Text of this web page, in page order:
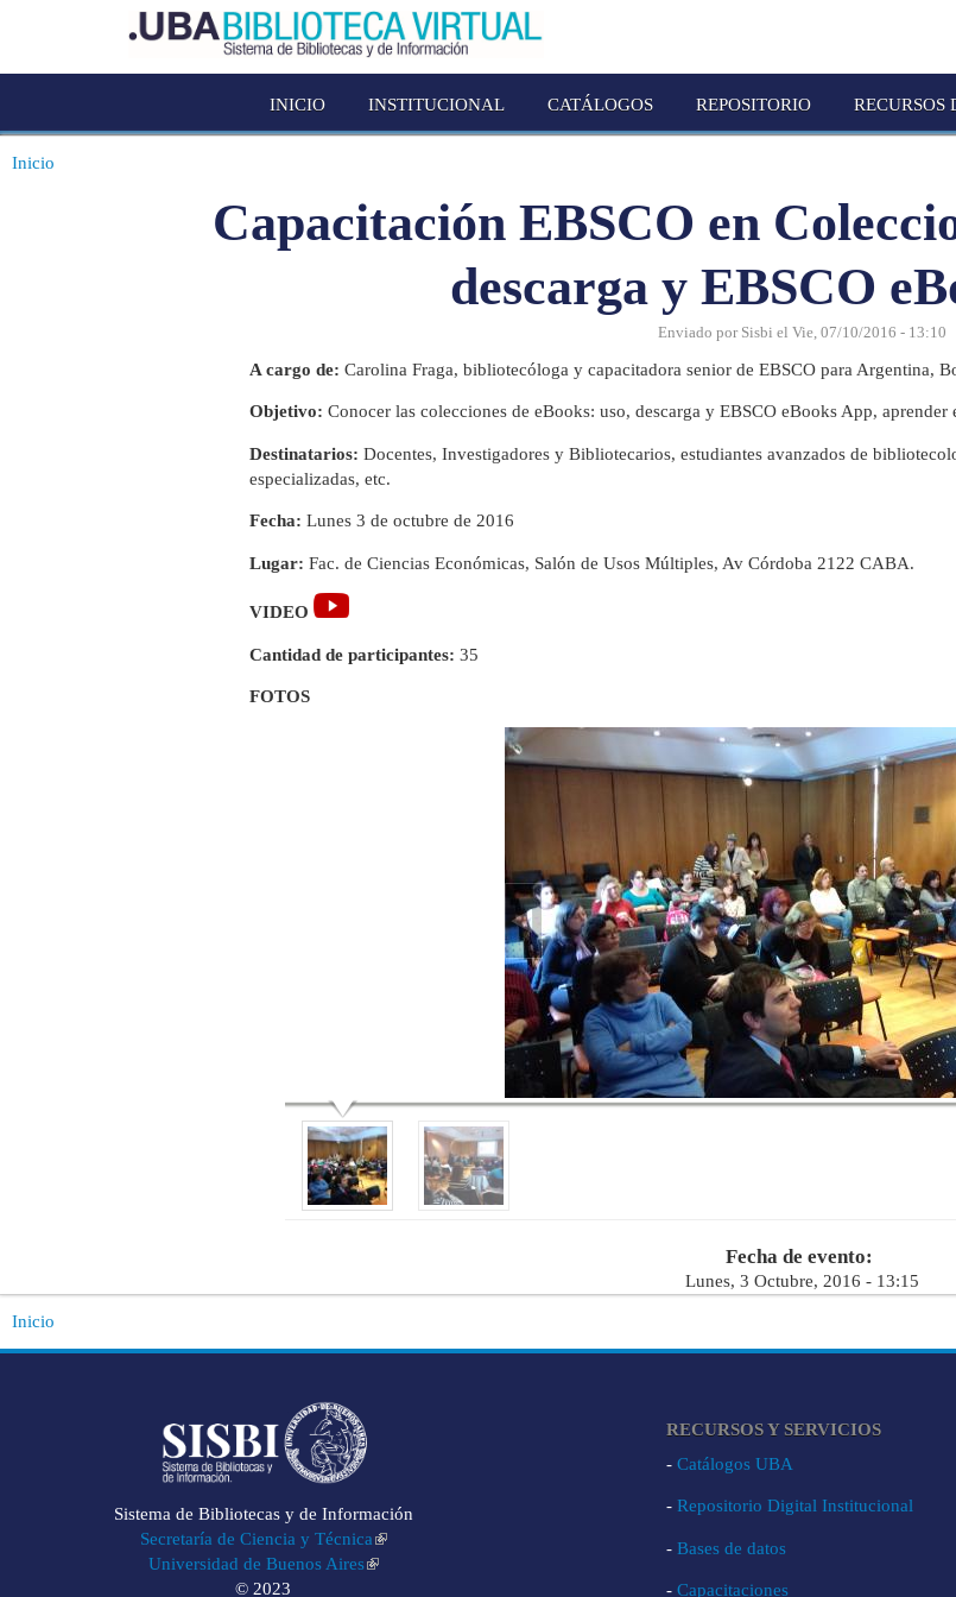
INICIO INSTITUCIONAL CATÁLOGOS REPOSITORIO RECURSOS
Inicio
Capacitación EBSCO en
descarga y EBSCO
Enviado por Sisbi el Vie, 07/10/2016 - 13:10
A cargo de: Carolina Fraga, bibliotecóloga y capacitadora senior de EBSCO para Argentina,
Objetivo: Conocer las colecciones de eBooks: uso, descarga y EBSCO eBooks App,
Destinatarios: Docentes, Investigadores y Bibliotecarios, estudiantes avanzados de
especializadas, etc.
Fecha: Lunes 3 de octubre de 2016
Lugar: Fac. de Ciencias Económicas, Salón de Usos Múltiples, Av Córdoba 2122 CABA.
VIDEO
Cantidad de participantes: 35
FOTOS
Fecha de evento:
Lunes, 3 Octubre, 2016 - 13:15
Inicio
Sistema de Bibliotecas y de Información
Secretaría de Ciencia y Técnica
Universidad de Buenos Aires
© 2023
RECURSOS Y SERVICIOS
-Catálogos UBA
-Repositorio Digital Institucional
-Bases de datos
-Capacitaciones